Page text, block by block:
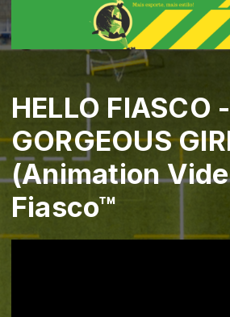
HELLO FIASCO -
GORGEOUS
(Animation
Fiasco™